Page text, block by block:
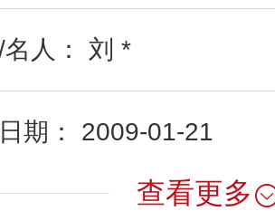
人： 刘 *
期： 2009-01-21
查看更多